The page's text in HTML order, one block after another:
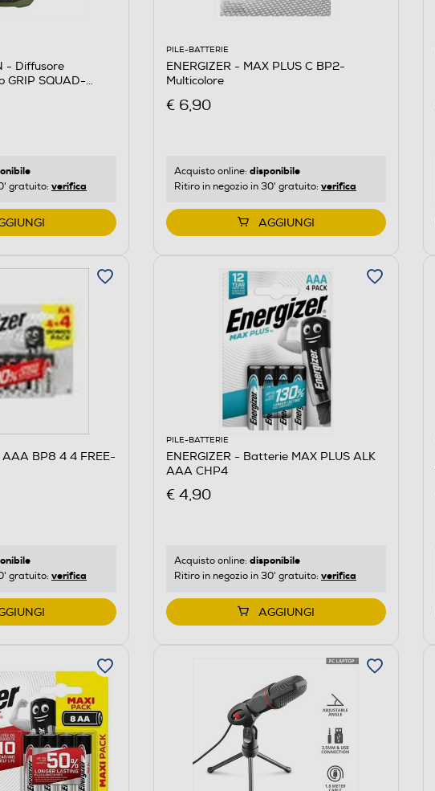
- Diffusore
GRIP SQUAD-
gratuito: verifica
PILE-BATTERIE
ENERGIZER - MAX PLUS C BP2-
Multicolore
€ 6,90
Acquisto online: disponibile
Ritiro in negozio in 30' gratuito: verifica
AGGIUNGI
AAA BP8 4 4 FREE-
gratuito: verifica
PILE-BATTERIE
ENERGIZER - Batterie MAX PLUS ALK
AAA CHP4
€ 4,90
Acquisto online: disponibile
Ritiro in negozio in 30' gratuito: verifica
AGGIUNGI